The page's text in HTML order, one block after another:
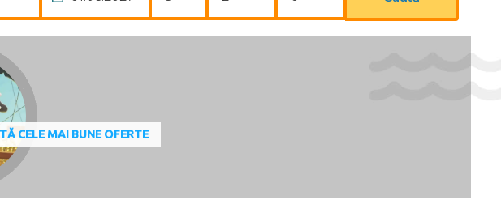
CELE MAI BUNE OFERTE